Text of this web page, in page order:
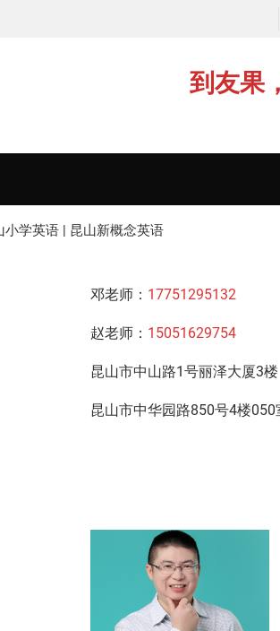
赵老师
到友果
学英语 | 昆山新概念英语
邓老师： 17751295132
赵老师： 15051629754
昆山市中山路1号丽泽大厦3楼
昆山市中华园路850号4楼050